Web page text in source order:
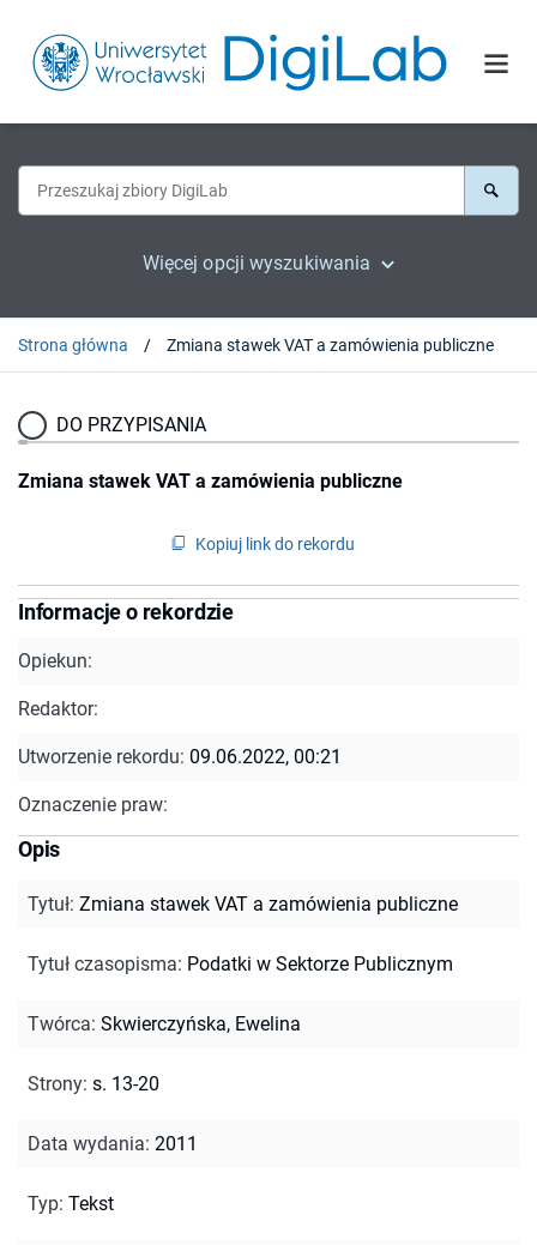
Więcej opcji wyszukiwania
Strona główna Zmiana stawek VAT a zamówienia publiczne
DO PRZYPISANIA
Zmiana stawek VAT a zamówienia publiczne
Kopiuj link do rekordu
Informacje o rekordzie
Opiekun:
Redaktor:
Utworzenie rekordu: 09.06.2022, 00:21
Oznaczenie praw:
Opis
Tytuł: Zmiana stawek VAT a zamówienia publiczne
Tytuł czasopisma: Podatki w Sektorze Publicznym
Twórca: Skwierczyńska, Ewelina
Strony: s. 13-20
Data wydania: 2011
Typ: Tekst